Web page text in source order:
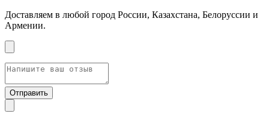
Доставляем в любой город России, Казахстана, Белоруссии и
Армении.